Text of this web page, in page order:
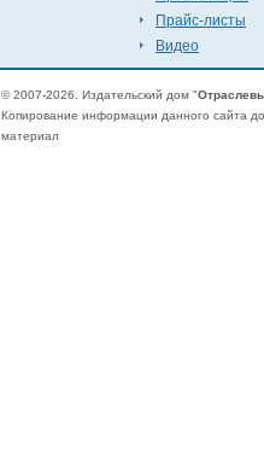
Прайс-листы
Видео
© 2007-2026. Издательский дом "
Копирование информации данного сайта
материал